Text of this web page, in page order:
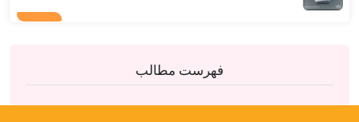
فهرست مطالب